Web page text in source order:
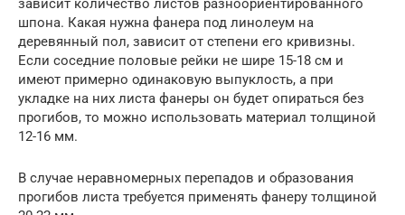
зависит количество листов разноориентированного
шпона. Какая нужна фанера под линолеум на
деревянный пол, зависит от степени его кривизны.
Если соседние половые рейки не шире 15-18 см и
имеют примерно одинаковую выпуклость, а при
укладке на них листа фанеры он будет опираться без
прогибов, то можно использовать материал толщиной
12-16 мм.
В случае неравномерных перепадов и образования
прогибов листа требуется применять фанеру толщиной